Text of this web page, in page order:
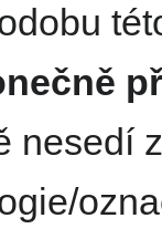
nesedí